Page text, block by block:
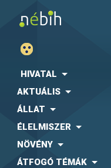
HIVATAL
AKTUÁLIS
ÁLLAT
ÉLELMISZER
NÖVÉNY
ÁTFOGÓ TÉMÁK